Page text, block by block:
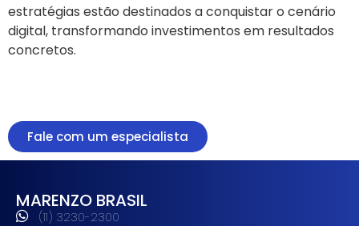
estratégias estão destinados a conquistar o cenário
digital, transformando investimentos em resultados
concretos.
Fale com um especialista
MARENZO BRASIL
(11) 3230-2300